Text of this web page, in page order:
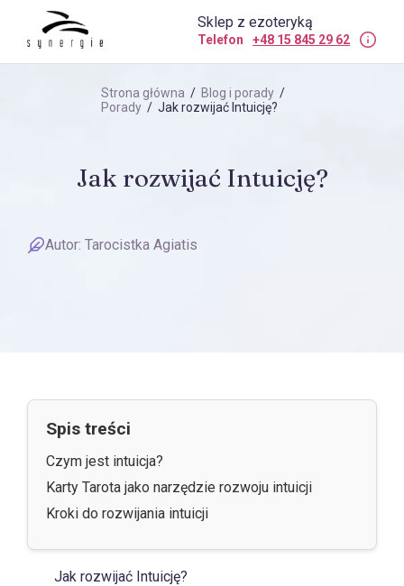
Sklep z ezoteryką
Telefon +48 15 845 29 62
Strona główna / Blog i porady /
Porady / Jak rozwijać Intuicję?
Jak rozwijać Intuicję?
Autor: Tarocistka Agiatis
Spis treści
Czym jest intuicja?
Karty Tarota jako narzędzie rozwoju intuicji
Kroki do rozwijania intuicji
Jak rozwijać Intuicję?